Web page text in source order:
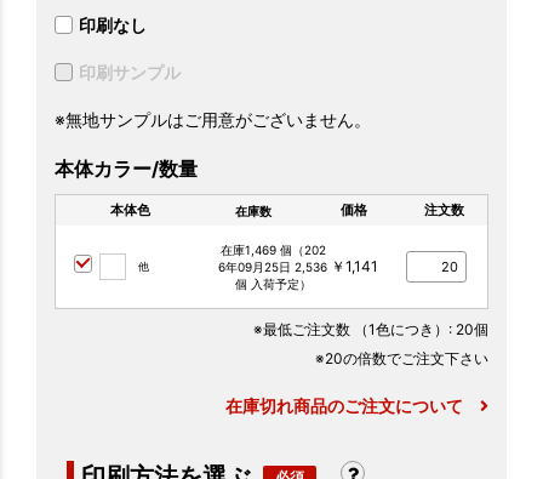
印刷なし
印刷サンプル
※無地サンプルはご用意がございません。
本体カラー/数量
本体色 在庫数 価格 注文数
他
在庫1,469 個（202
6年09月25日 2,536
個 入荷予定）
￥1,141
※最低ご注文数 （1色につき） : 20個
※20の倍数でご注文下さい
在庫切れ商品のご注文について